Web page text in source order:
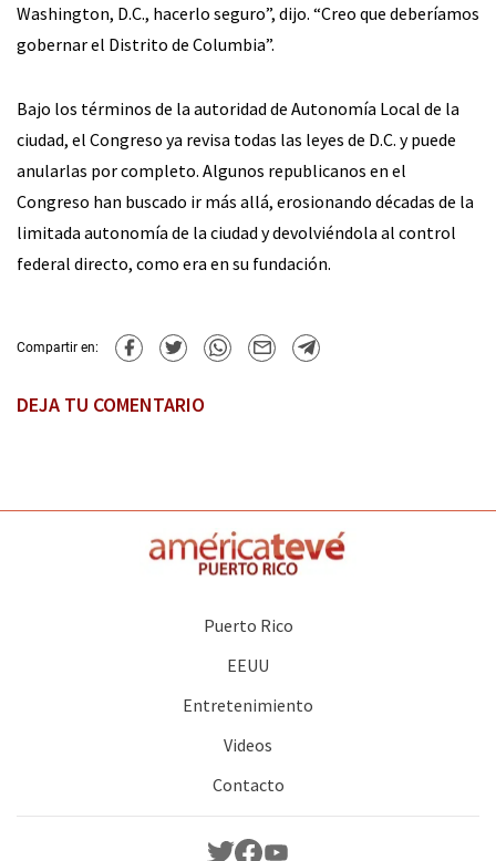
Washington, D.C., hacerlo seguro”, dijo. “Creo que deberíamos
gobernar el Distrito de Columbia”.
Bajo los términos de la autoridad de Autonomía Local de la
ciudad, el Congreso ya revisa todas las leyes de D.C. y puede
anularlas por completo. Algunos republicanos en el
Congreso han buscado ir más allá, erosionando décadas de la
limitada autonomía de la ciudad y devolviéndola al control
federal directo, como era en su fundación.
Compartir en:
DEJA TU COMENTARIO
Puerto Rico
EEUU
Entretenimiento
Videos
Contacto